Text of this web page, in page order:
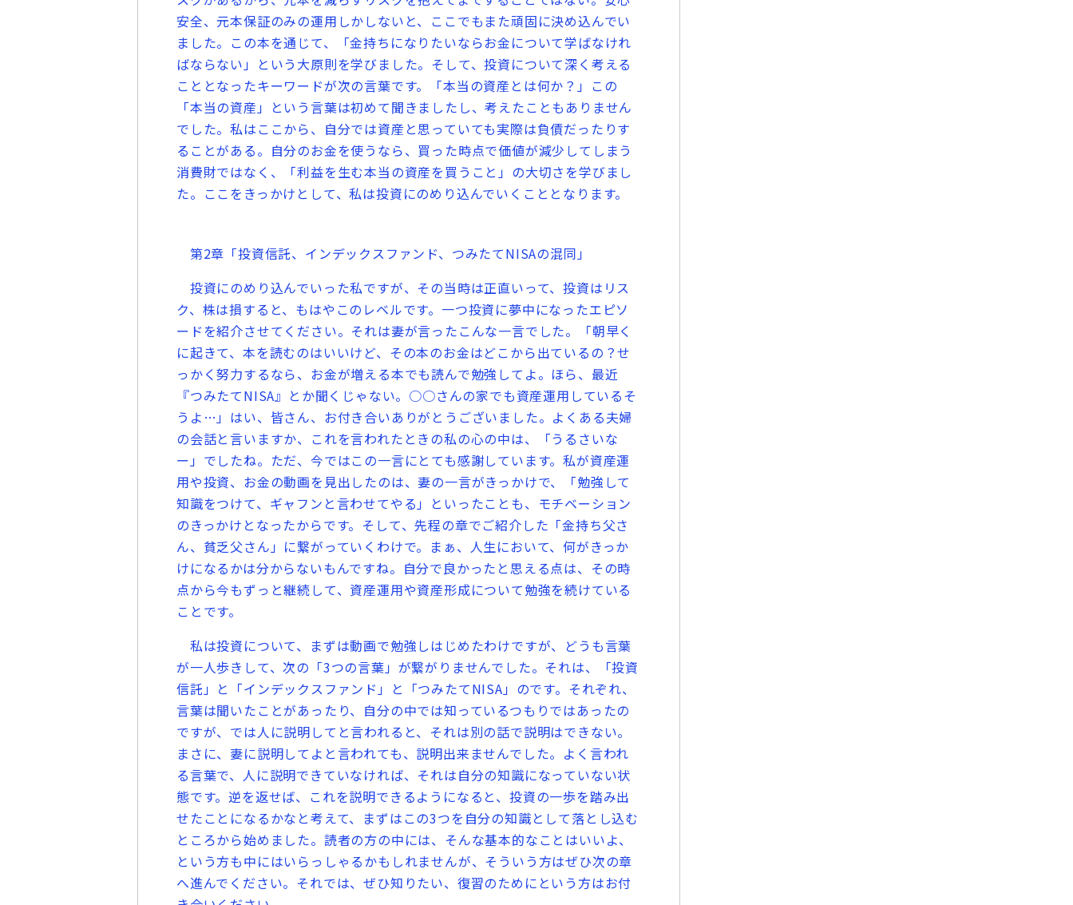
安全、元本保証のみの運用しかしないと、ここでもまた頑固に決め込んでい
ました。この本を通じて、「金持ちになりたいならお金について学ばなけれ
ばならない」という大原則を学びました。そして、投資について深く考える
こととなったキーワードが次の言葉です。「本当の資産とは何か？」この
「本当の資産」という言葉は初めて聞きましたし、考えたこともありません
でした。私はここから、自分では資産と思っていても実際は負債だったりす
ることがある。自分のお金を使うなら、買った時点で価値が減少してしまう
消費財ではなく、「利益を生む本当の資産を買うこと」の大切さを学びまし
た。ここをきっかけとして、私は投資にのめり込んでいくこととなります。
第2章「投資信託、インデックスファンド、つみたてNISAの混同」
投資にのめり込んでいった私ですが、その当時は正直いって、投資はリス
ク、株は損すると、もはやこのレベルです。一つ投資に夢中になったエピソ
ードを紹介させてください。それは妻が言ったこんな一言でした。「朝早く
に起きて、本を読むのはいいけど、その本のお金はどこから出ているの？せ
っかく努力するなら、お金が増える本でも読んで勉強してよ。ほら、最近
『つみたてNISA』とか聞くじゃない。○○さんの家でも資産運用しているそ
うよ…」はい、皆さん、お付き合いありがとうございました。よくある夫婦
の会話と言いますか、これを言われたときの私の心の中は、「うるさいな
ー」でしたね。ただ、今ではこの一言にとても感謝しています。私が資産運
用や投資、お金の動画を見出したのは、妻の一言がきっかけで、「勉強して
知識をつけて、ギャフンと言わせてやる」といったことも、モチベーション
のきっかけとなったからです。そして、先程の章でご紹介した「金持ち父さ
ん、貧乏父さん」に繋がっていくわけで。まぁ、人生において、何がきっか
けになるかは分からないもんですね。自分で良かったと思える点は、その時
点から今もずっと継続して、資産運用や資産形成について勉強を続けている
ことです。
私は投資について、まずは動画で勉強しはじめたわけですが、どうも言葉
が一人歩きして、次の「3つの言葉」が繋がりませんでした。それは、「投資
信託」と「インデックスファンド」と「つみたてNISA」のです。それぞれ、
言葉は聞いたことがあったり、自分の中では知っているつもりではあったの
ですが、では人に説明してと言われると、それは別の話で説明はできない。
まさに、妻に説明してよと言われても、説明出来ませんでした。よく言われ
る言葉で、人に説明できていなければ、それは自分の知識になっていない状
態です。逆を返せば、これを説明できるようになると、投資の一歩を踏み出
せたことになるかなと考えて、まずはこの3つを自分の知識として落とし込む
ところから始めました。読者の方の中には、そんな基本的なことはいいよ、
という方も中にはいらっしゃるかもしれませんが、そういう方はぜひ次の章
へ進んでください。それでは、ぜひ知りたい、復習のためにという方はお付